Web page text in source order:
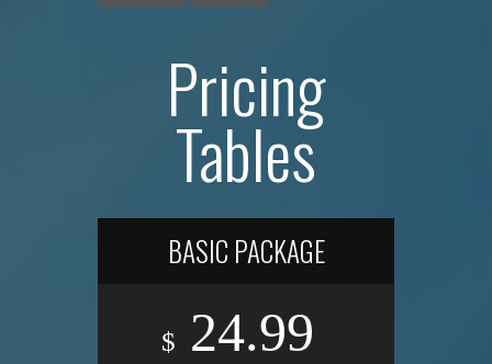
Pricing
Tables
BASIC PACKAGE
$ 24.99